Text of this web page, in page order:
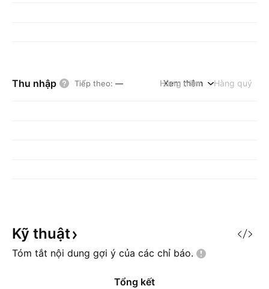
Thu nhập Tiếp theo: — Hàng năm Hàng quý
Xem thêm
Kỹ thuật
Tóm tắt nội dung gợi ý của các chỉ báo.
Tổng kết